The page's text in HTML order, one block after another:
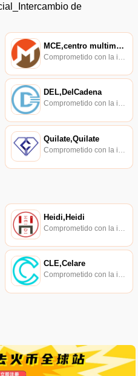
de
MCE,centro multimedia Mocha
DEL,DelCadena
Comprometido con la investigación de políticas en los campos de las nuevas finanzas, las finanzas internacionales y los mercados financieros.
Quilate,Quilate
Comprometido con la investigación de políticas en los campos de las nuevas finanzas, las finanzas internacionales y los mercados financieros.
Heidi,Heidi
CLE,Celare
Comprometido con la investigación de políticas en los campos de las nuevas finanzas, las finanzas internacionales y los mercados financieros.